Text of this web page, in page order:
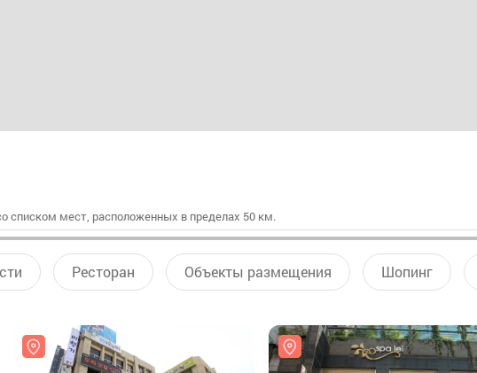
списком мест, расположенных в пределах 50 км.
Ресторан Объекты размещения Шопинг